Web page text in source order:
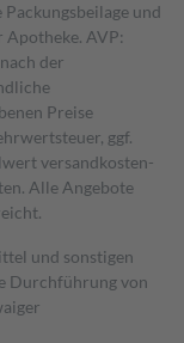
und
AVP:
der
Preise
ggf.
versand­kosten­
Alle Angebote
und sonstigen
Durchführung von